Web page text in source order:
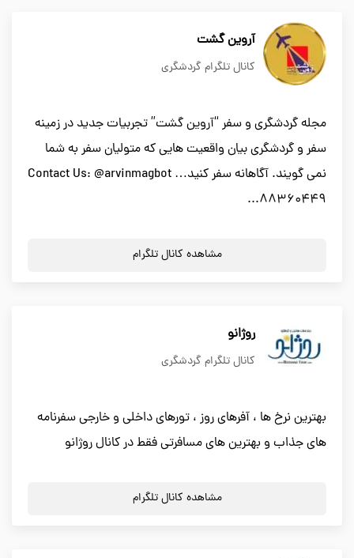
آروین گشت
کانال تلگرام گردشگری
مجله گردشگری و سفر “آروین گشت” تجربیات جدید در زمینه
سفر و گردشگری بیان واقعیت هایی که متولیان سفر به شما
نمی گویند. آگاهانه سفر کنید… Contact Us: @arvinmagbot
88360449...
مشاهده کانال تلگرام
روژانو
کانال تلگرام گردشگری
بهترین نرخ ها ، آفرهای روز ، تورهای داخلی و خارجی سفرنامه
های جذاب و بهترین های مسافرتی فقط در کانال روژانو
مشاهده کانال تلگرام